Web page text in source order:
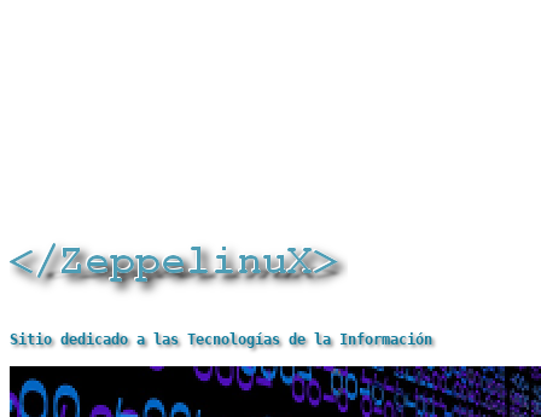
Sitio dedicado a las Tecnologías de la Información